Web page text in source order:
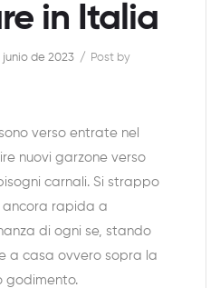
in Italia
junio de 2023
Post by
verso entrate nel
nuovi garzone verso
carnali. Si strappo
ancora rapida a
di ogni se, stando
a casa ovvero sopra la
godimento.